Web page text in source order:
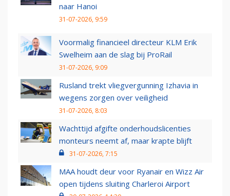
naar Hanoi
31-07-2026, 9:59
Voormalig financieel directeur KLM Erik
Swelheim aan de slag bij ProRail
31-07-2026, 9:09
Rusland trekt vliegvergunning Izhavia in
wegens zorgen over veiligheid
31-07-2026, 8:03
Wachttijd afgifte onderhoudslicenties
monteurs neemt af, maar krapte blijft
31-07-2026, 7:15
MAA houdt deur voor Ryanair en Wizz Air
open tijdens sluiting Charleroi Airport